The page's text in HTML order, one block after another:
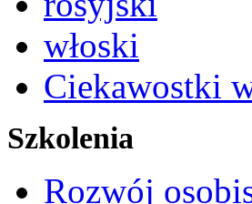
włoski
Ciekawostki
Szkolenia
Rozwój